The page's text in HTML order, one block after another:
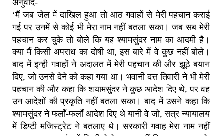
अनुवाद-
‘मैं जब जेल में दाखिल हुआ तो आठ गवाहों से मेरी पहचान कराई
गई पर उनमें से कोई भी मेरा नाम नहीं बतला सका। जब सब मेरी
पहचान कर चुके तो बोले कि यह श्यामसुंदर नाम का आदमी है।
क्या मैं किसी अपराध का दोषी था, इस बारे में वे कुछ नहीं बोले।
बाद में इन्ही गवाहों ने अदालत में मेरी पहचान की और झूठे बयान
दिए, जो उनसे देने को कहा गया था। भवानी दत्त तिवारी ने भी मेरी
पहचान की और कहा कि शयामसुंदर ने कुछ आदेश दिए थे, पर वह
उन आदेशों की प्रकृति नहीं बतला सका। बाद में उसने कहा कि
श्यामसुंदर ने फलाँ-फलाँ आदेश दिए थे यानी वे जो, सत्र न्यायालय
में डिप्टी मजिस्ट्रेट ने बतलाए थे। सरकारी गवाह मेरा नाम नहीं